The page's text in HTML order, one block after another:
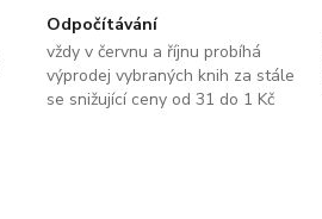
Odpočítávání
vždy v červnu a říjnu probíhá
výprodej vybraných knih za stále
se snižující ceny od 31 do 1 Kč